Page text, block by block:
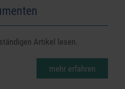
Artikel lesen.
mehr erfahren